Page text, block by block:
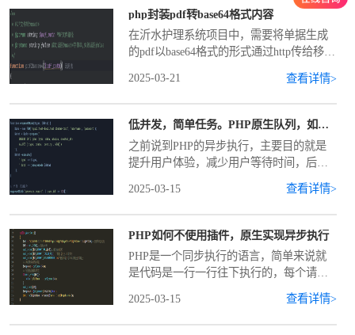
php封装pdf转base64格式内容
在沂水护理系统项目中，需要将单据生成
的pdf以base64格式的形式通过http传给移动
用到pdf转base64的方法，下面看下php中封
装的具体流程首先在com
2025-03-21 查看详情>
低并发，简单任务。PHP原生队列，如何简单实现
之前说到PHP的异步执行，主要目的就是
提升用户体验，减少用户等待时间，后台
步，还是很容易出问题的，所以这里改变
一下思路，采用队列来实现，原理一样，
效果一样，相对于模拟
2025-03-15 查看详情>
PHP如何不使用插件，原生实现异步执行
PHP是一个同步执行的语言，简单来说就
是代码是一行一行往下执行的，每个请求
ajax那样可以异步执行的机制。所以再遇到
了一些需要长时间执行的程序的时候，就
2025-03-15 查看详情>